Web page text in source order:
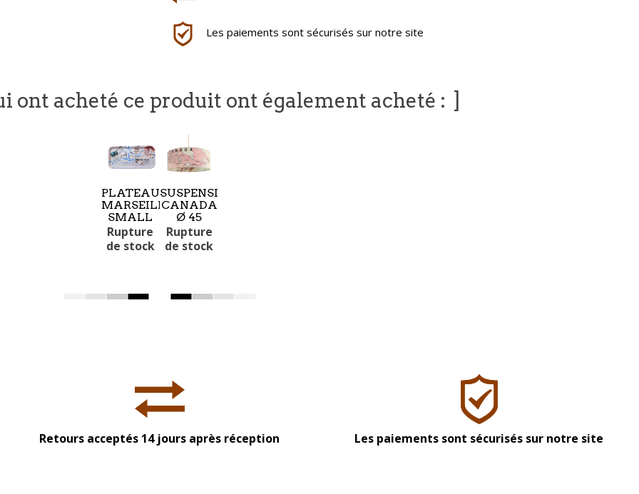
Les paiements sont sécurisés sur notre site
ont acheté ce produit ont également acheté :
PLATEAU
MARSEILLE
SMALL
Rupture
de stock
SUSPENSION
CANADA
Ø 45
Rupture
de stock
Retours acceptés 14 jours après réception Les paiements sont sécurisés sur notre site